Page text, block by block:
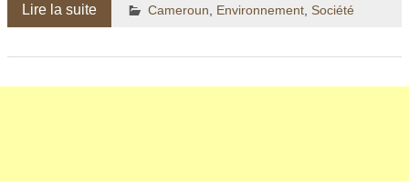
Lire la suite Cameroun Environnement, Société